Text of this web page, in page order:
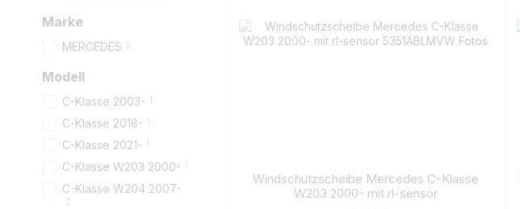
Windschutzscheibe Mercedes C-Klasse
W203 2000- mit rl-sensor
Marke
MERCEDES 9
Modell
C-Klasse 2003-
C-Klasse 2018-
C-Klasse 2021-
C-Klasse W203 2000-
C-Klasse W204 2007-
2